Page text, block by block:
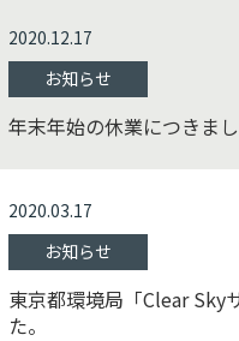
2020.12.17
お知らせ
年末年始の休業につきま
2020.03.17
お知らせ
東京都環境局「Clear Sky
た。